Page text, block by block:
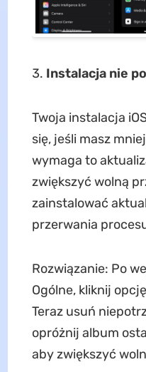
Instalacja nie
Twoja instalacja
się, jeśli masz
wymaga to
zwiększyć wolną
zainstalować
przerwania
Rozwiązanie: Po
Ogólne, kliknij
Teraz usuń
opróżnij album
aby zwiększyć